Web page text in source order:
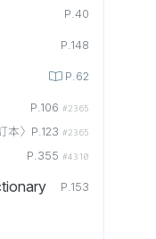
P.40
P.148
P.62
P.106 #2365
本〉P.123 #2365
P.355 #4310
P.153